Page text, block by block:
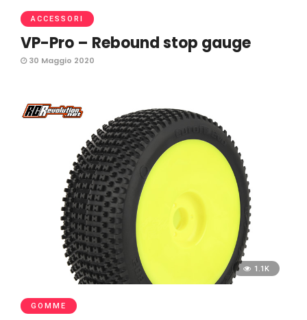
ACCESSORI
VP-Pro – Rebound stop gauge
30 Maggio 2020
1.1K
GOMME